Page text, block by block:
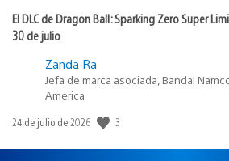
El DLC de Dragon Ball: Sparking Zero Super
30 de julio
Zanda Ra
Jefa de marca asociada, Bandai
America
Fecha
publicación:
24 de julio de 2026 3